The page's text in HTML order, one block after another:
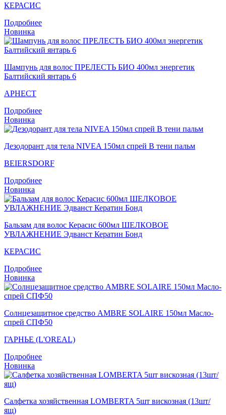
КЕРАСИС
Подробнее
Новинка
Шампунь для волос ПРЕЛЕСТЬ БИО 400мл энергетик
Балтийский янтарь 6
АРНЕСТ
Подробнее
Новинка
Дезодорант для тела NIVEA 150мл спрей В тени пальм
BEIERSDORF
Подробнее
Новинка
Бальзам для волос Керасис 600мл ШЕЛКОВОЕ
УВЛАЖНЕНИЕ Эдванст Кератин Бонд
КЕРАСИС
Подробнее
Новинка
Солнцезащитное средство AMBRE SOLAIRE 150мл Масло-
спрей СПФ50
ГАРНЬЕ (L'OREAL)
Подробнее
Новинка
Салфетка хозяйственная LOMBERTA 5шт вискозная (13шт/
ящ)